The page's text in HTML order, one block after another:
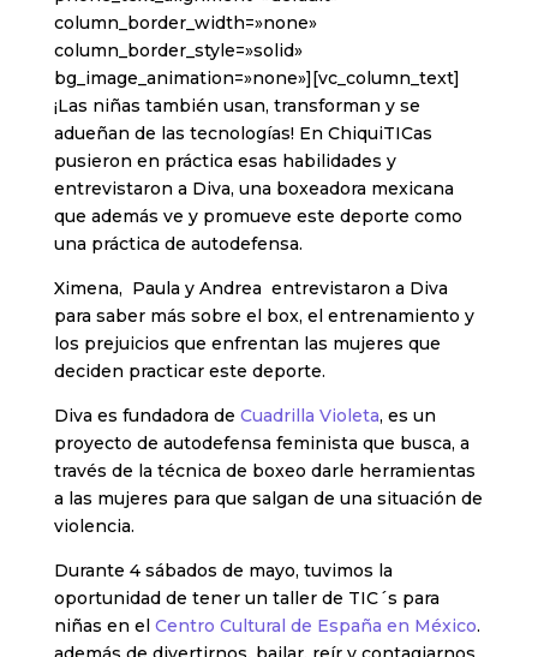
column_border_width=»none»
column_border_style=»solid»
bg_image_animation=»none»][vc_column_text]
¡Las niñas también usan, transforman y se
adueñan de las tecnologías! En ChiquiTICas
pusieron en práctica esas habilidades y
entrevistaron a Diva, una boxeadora mexicana
que además ve y promueve este deporte como
una práctica de autodefensa.
Ximena, Paula y Andrea entrevistaron a Diva
para saber más sobre el box, el entrenamiento y
los prejuicios que enfrentan las mujeres que
deciden practicar este deporte.
Diva es fundadora de Cuadrilla Violeta, es un
proyecto de autodefensa feminista que busca, a
través de la técnica de boxeo darle herramientas
a las mujeres para que salgan de una situación de
violencia.
Durante 4 sábados de mayo, tuvimos la
oportunidad de tener un taller de TIC´s para
niñas en el Centro Cultural de España en México.